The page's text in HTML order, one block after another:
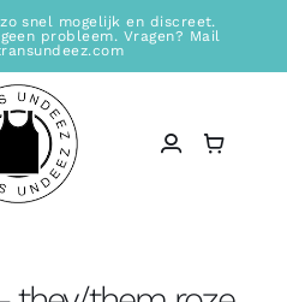
snel mogelijk en discreet.
probleem. Vragen? Mail